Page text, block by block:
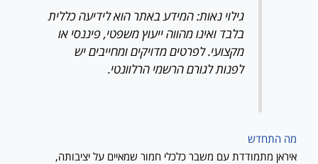
גילוי נאות: המידע באתר הוא לידיעה כללית
בלבד ואינו מהווה ייעוץ משפטי, פיננסי או
מקצועי. לפרטים מדויקים ומחייבים יש
לפנות לגורם הרשמי הרלוונטי.
מה התחדש
איראן מתמודדת עם משבר כלכלי חמור שמאיים על יציבותה,